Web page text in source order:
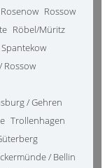
Rosenow Rossow
Röbel/Müritz
Spantekow
Rossow
/ Gehren
Trollenhagen
/ Bellin